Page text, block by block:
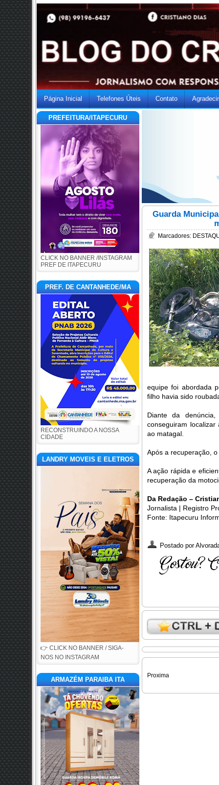
Página Inicial Telefones Úteis Contato
PREFEITURA/ITAPECURU
CLICK NO BANNER /INSTAGRAM
PREF DE ITAPECURU
PREF. DE CANTANHEDE/MA
RECONSTRUINDO A NOSSA
CIDADE
LANDRY MOVEIS E ELETROS
👉 CLICK NO BANNER / SIGA-
NOS NO INSTAGRAM
ARMAZÉM PARAIBA ITA
Guarda
Marcadores:
equipe foi abordada
filho havia sido
Diante da
conseguiram
ao matagal.
Após a recuperação,
A ação rápida e
recuperação da
Da Redação –
Jornalista | Registro
Fonte: Itapecuru
Postado por
Proxima